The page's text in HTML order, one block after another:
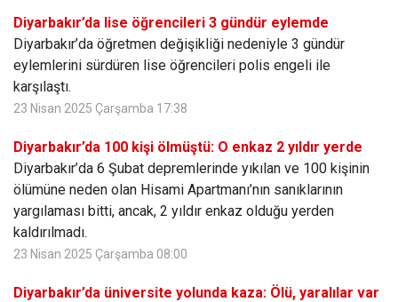
Diyarbakır’da lise öğrencileri 3 gündür eylemde
Diyarbakır’da öğretmen değişikliği nedeniyle 3 gündür
eylemlerini sürdüren lise öğrencileri polis engeli ile
karşılaştı.
23 Nisan 2025 Çarşamba 17:38
Diyarbakır’da 100 kişi ölmüştü: O enkaz 2 yıldır yerde
Diyarbakır’da 6 Şubat depremlerinde yıkılan ve 100 kişinin
ölümüne neden olan Hisami Apartmanı’nın sanıklarının
yargılaması bitti, ancak, 2 yıldır enkaz olduğu yerden
kaldırılmadı.
23 Nisan 2025 Çarşamba 08:00
Diyarbakır’da üniversite yolunda kaza: Ölü, yaralılar var